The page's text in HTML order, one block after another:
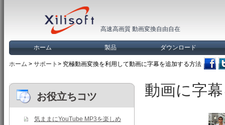
高速高画質 動画変換自由自在
ホーム 製品 ダウンロード
ホーム > サポート > 究極動画変換を利用して動画に字幕を追加する方法
動画に字
お役立ちコツ
気ままにYouTube MP3を楽しめ